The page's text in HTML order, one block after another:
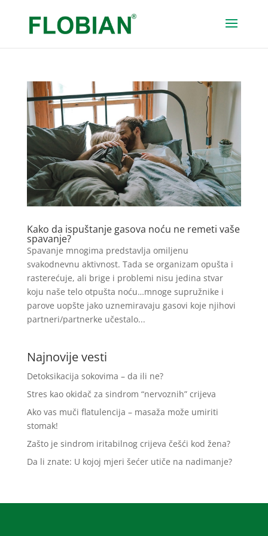
Kako da ispuštanje gasova noću ne remeti vaše
spavanje?
Spavanje mnogima predstavlja omiljenu
svakodnevnu aktivnost. Tada se organizam opušta i
rasterećuje, ali brige i problemi nisu jedina stvar
koju naše telo otpušta noću…mnoge supružnike i
parove uopšte jako uznemiravaju gasovi koje njihovi
partneri/partnerke učestalo...
Najnovije vesti
Detoksikacija sokovima – da ili ne?
Stres kao okidač za sindrom “nervoznih” crijeva
Ako vas muči flatulencija – masaža može umiriti
stomak!
Zašto je sindrom iritabilnog crijeva češći kod žena?
Da li znate: U kojoj mjeri šećer utiče na nadimanje?